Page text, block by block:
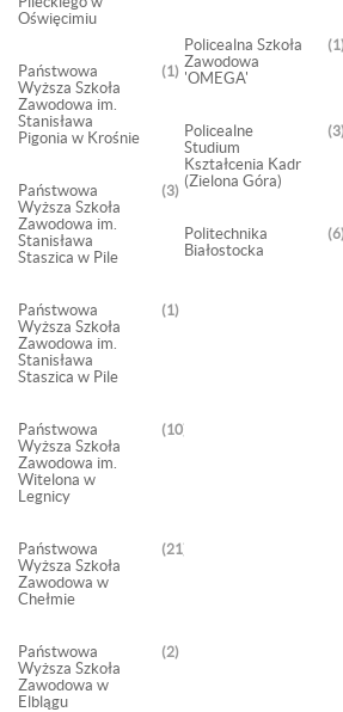
Oświęcimiu
Państwowa
Wyższa Szkoła
Zawodowa im.
Stanisława
Pigonia w Krośnie
1
Państwowa
Wyższa Szkoła
Zawodowa im.
Stanisława
Staszica w Pile
3
Państwowa
Wyższa Szkoła
Zawodowa im.
Stanisława
Staszica w Pile
1
Państwowa
Wyższa Szkoła
Zawodowa im.
Witelona w
Legnicy
10
Państwowa
Wyższa Szkoła
Zawodowa w
Chełmie
21
Państwowa
Wyższa Szkoła
Zawodowa w
Elblągu
2
Policealna Szkoła
Zawodowa
'OMEGA'
1
Policealne
Studium
Kształcenia Kadr
(Zielona Góra)
3
Politechnika
Białostocka
6